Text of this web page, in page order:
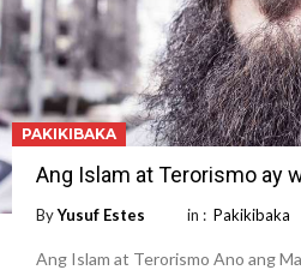
PAKIKIBAKA
Ang Islam at Terorismo ay
ByYusuf Estes in : Pakikibaka
Ang Islam at Terorismo Ano ang